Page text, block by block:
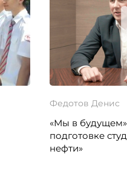
Федотов Денис
«Мы в
подготовке
нефти»